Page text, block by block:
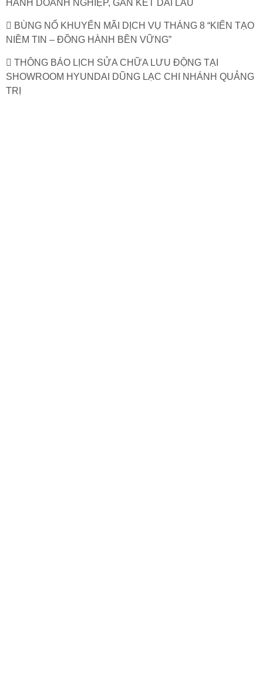
HÀNH DOANH NGHIỆP, GẮN KẾT DÀI LÂU
BÙNG NỔ KHUYẾN MÃI DỊCH VỤ THÁNG 8 “KIẾN TẠO
NIỀM TIN – ĐỒNG HÀNH BỀN VỮNG”
THÔNG BÁO LỊCH SỬA CHỮA LƯU ĐỘNG TẠI
SHOWROOM HYUNDAI DŨNG LẠC CHI NHÁNH QUẢNG
TRỊ